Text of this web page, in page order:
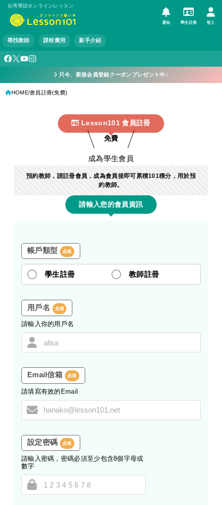
台湾華語オンラインレッスン
尋找教師 課程費用 新手介紹
通知 學生註冊 登入
只今、新規会員登録クーポンプレゼント中♪
HOME 會員註冊(免費)
Lesson101 會員註冊
免費
成為學生會員
預約教師，請註冊會員，成為會員後即可累積101積分，用於預
約教師。
請輸入您的會員資訊
帳戶類型 必填
學生註冊 教師註冊
用戶名 必填
請輸入你的用戶名
Email信箱 必填
請填寫有效的Email
設定密碼 必填
請輸入密碼，密碼必須至少包含8個字母或
數字